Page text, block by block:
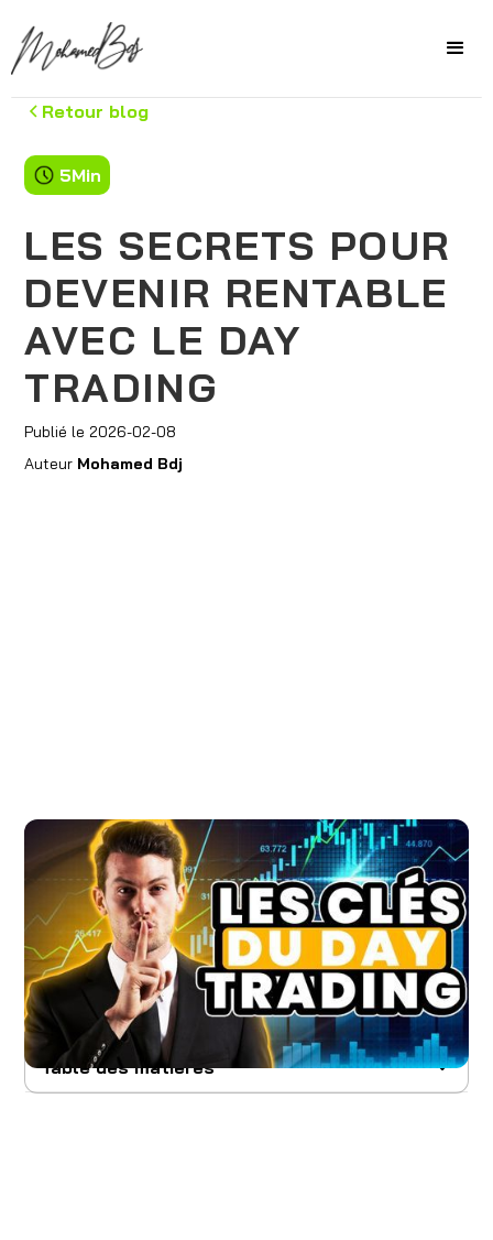
Retour blog
5Min
LES SECRETS POUR
DEVENIR RENTABLE
AVEC LE DAY
TRADING
Publié le 2026-02-08
Auteur Mohamed Bdj
Sommaire :
Table des matières